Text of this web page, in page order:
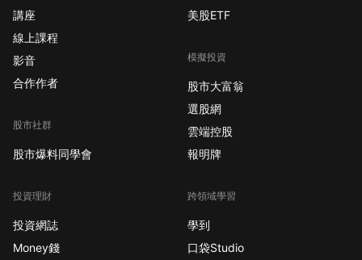
講座
線上課程
影音
合作作者
股市社群
股市爆料同學會
投資理財
投資網誌
Money錢
美股ETF
模擬投資
股市大富翁
選股網
雲端控股
報明牌
跨領域學習
學到
口袋Studio